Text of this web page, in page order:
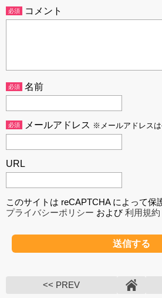
必須 コメント
必須 名前
必須 メールアドレス ※メールアドレスは
URL
このサイトは reCAPTCHA によって保
プライバシーポリシー および利用規約
<< PREV